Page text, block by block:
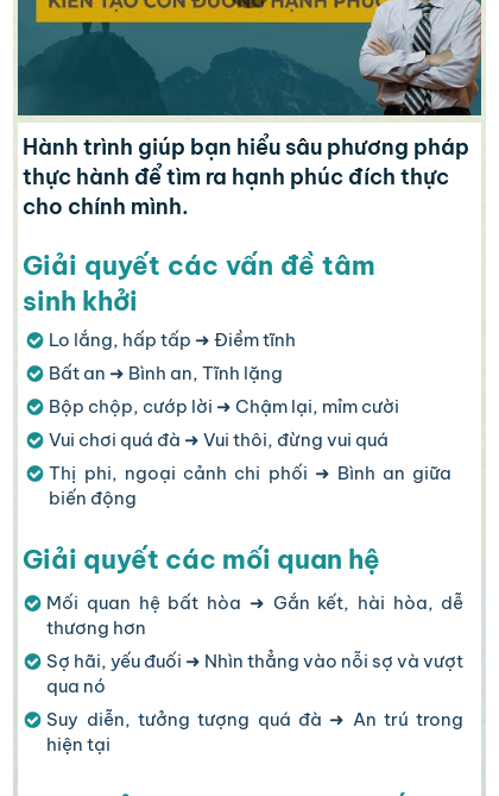
Hành trình giúp bạn hiểu sâu phương pháp
thực hành để tìm ra hạnh phúc đích thực
cho chính mình.
Mối quan hệ bất hòa ➜ Gắn kết, hài hòa, dễ
thương hơn
Sợ hãi, yếu đuối ➜ Nhìn thẳng vào nỗi sợ và vượt
qua nó
Suy diễn, tưởng tượng quá đà ➜ An trú trong
hiện tại
Giải quyết các mối quan hệ
Lo lắng, hấp tấp ➜ Điềm tĩnh
Bất an ➜ Bình an, Tĩnh lặng
Bộp chộp, cướp lời ➜ Chậm lại, mỉm cười
Vui chơi quá đà ➜ Vui thôi, đừng vui quá
Thị phi, ngoại cảnh chi phối ➜ Bình an giữa
biến động
Giải quyết các vấn đề tâm
sinh khởi